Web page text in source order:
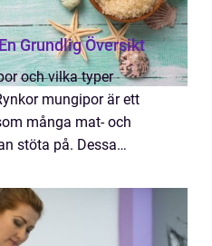
Grundlig Översikt
och vilka typer
mungipor är ett
många mat- och
stöta på. Dessa
och självkänsla. I